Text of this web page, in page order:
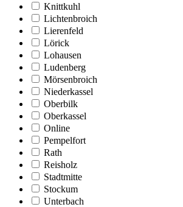
Knittkuhl
Lichtenbroich
Lierenfeld
Lörick
Lohausen
Ludenberg
Mörsenbroich
Niederkassel
Oberbilk
Oberkassel
Online
Pempelfort
Rath
Reisholz
Stadtmitte
Stockum
Unterbach